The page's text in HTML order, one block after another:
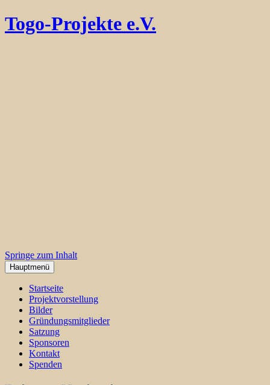
Togo-Projekte e.V.
Springe zum Inhalt
Hauptmenü
Startseite
Projektvorstellung
Bilder
Gründungsmitglieder
Satzung
Sponsoren
Kontakt
Spenden